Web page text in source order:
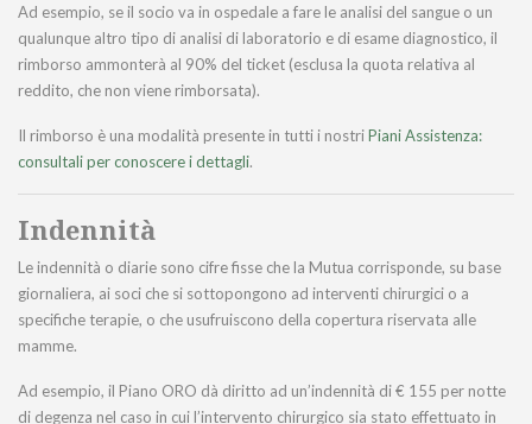
Ad esempio, se il socio va in ospedale a fare le analisi del sangue o un
qualunque altro tipo di analisi di laboratorio e di esame diagnostico, il
rimborso ammonterà al 90% del ticket (esclusa la quota relativa al
reddito, che non viene rimborsata).
Il rimborso è una modalità presente in tutti i nostriPiani Assistenza:
consultali per conoscere i dettagli.
Indennità
Le indennità o diarie sono cifre fisse che la Mutua corrisponde, su base
giornaliera, ai soci che si sottopongono ad interventi chirurgici o a
specifiche terapie, o che usufruiscono della copertura riservata alle
mamme.
Ad esempio, il Piano ORO dà diritto ad un’indennità di € 155 per notte
di degenza nel caso in cui l’intervento chirurgico sia stato effettuato in